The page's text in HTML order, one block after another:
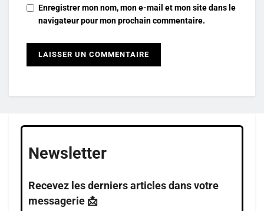
Enregistrer mon nom, mon e-mail et mon site dans le
navigateur pour mon prochain commentaire.
Newsletter
Recevez les derniers articles dans votre
messagerie 📩